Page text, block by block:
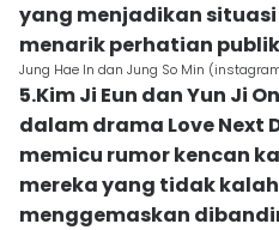
yang menjadikan
menarik perhatian publik
Jung Hae In dan Jung So Min
5.Kim Ji Eun dan Yun Ji
dalam drama Love Next
memicu rumor kencan
mereka yang tidak
menggemaskan